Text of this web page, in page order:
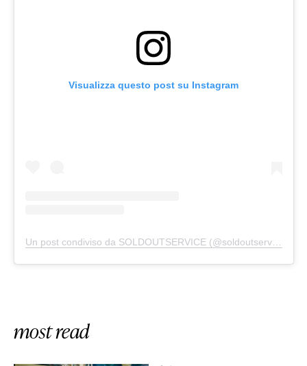
Visualizza questo post su Instagram
Un post condiviso da SOLDOUTSERVICE (@soldoutserviceitaly)
most read